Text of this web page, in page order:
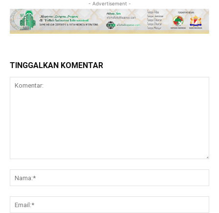
- Advertisement -
TINGGALKAN KOMENTAR